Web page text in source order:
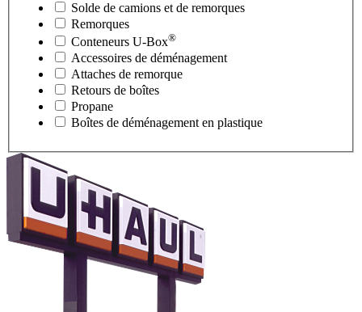
Solde de camions et de remorques
Remorques
Conteneurs U-Box®
Accessoires de déménagement
Attaches de remorque
Retours de boîtes
Propane
Boîtes de déménagement en plastique